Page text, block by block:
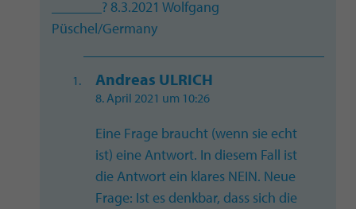
_______? 8.3.2021 Wolfgang
Püschel/Germany
Andreas ULRICH
8. April 2021 um 10:26
Eine Frage braucht (wenn sie echt
ist) eine Antwort. In diesem Fall ist
die Antwort ein klares NEIN. Neue
Frage: Ist es denkbar, dass sich die